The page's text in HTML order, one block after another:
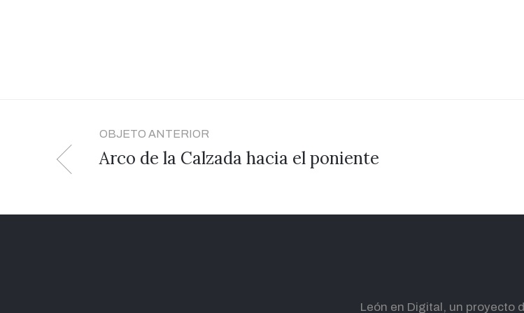
OBJETO ANTERIOR
Arco de la Calzada hacia el poniente
León en Digital, un proyecto